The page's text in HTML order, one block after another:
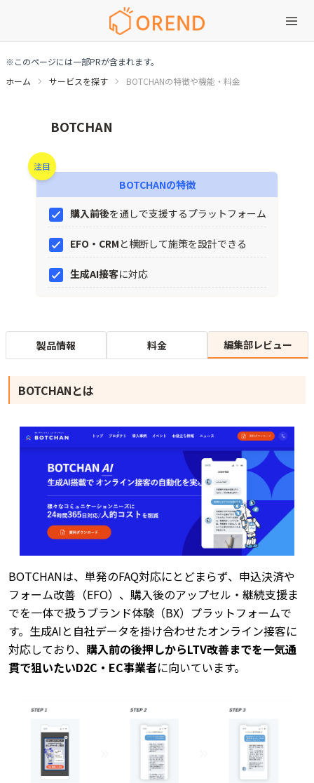
※このページには一部PRが含まれます。
ホーム
サービスを探す BOTCHANの特徴や機能・料金
BOTCHAN
注目
BOTCHANの特徴
購入前後を通しで支援するプラットフォーム
EFO・CRMと横断して施策を設計できる
生成AI接客に対応
製品情報 料金 編集部レビュー
BOTCHANとは
BOTCHANは、単発のFAQ対応にとどまらず、申込決済や
フォーム改善（EFO）、購入後のアップセル・継続支援ま
でを一体で扱うブランド体験（BX）プラットフォームで
す。生成AIと自社データを掛け合わせたオンライン接客に
対応しており、 購入前の後押しからLTV改善までを一気通
貫で狙いたいD2C・EC事業者に向いています。